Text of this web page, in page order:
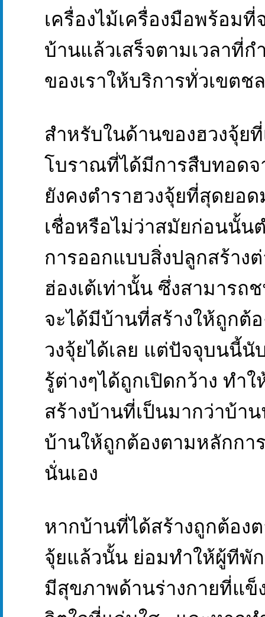
เครื่องไม้เครื่องมือพร้อมที่
บ้านแล้วเสร็จตามเวลาที่
ของเราให้บริการทั่วเขต
สำหรับในด้านของฮวงจุ้ย
โบราณที่ได้มีการสืบทอดจ
ยังคงตำราฮวงจุ้ยที่สุดยอ
เชื่อหรือไม่ว่าสมัยก่อนนั้น
การออกแบบสิ่งปลูกสร้าง
ฮ่องเต้เท่านั้น ซึ่งสามารถ
จะได้มีบ้านที่สร้างให้ถูกต้
วงจุ้ยได้เลย แต่ปัจจุบนนี้นั
รู้ต่างๆได้ถูกเปิดกว้าง ทำใ
สร้างบ้านที่เป็นมากว่าบ้า
บ้านให้ถูกต้องตามหลักกา
นั่นเอง
หากบ้านที่ได้สร้างถูกต้อง
จุ้ยแล้วนั้น ย่อมทำให้ผู้ทีพั
มีสุขภาพด้านร่างกายที่แข็